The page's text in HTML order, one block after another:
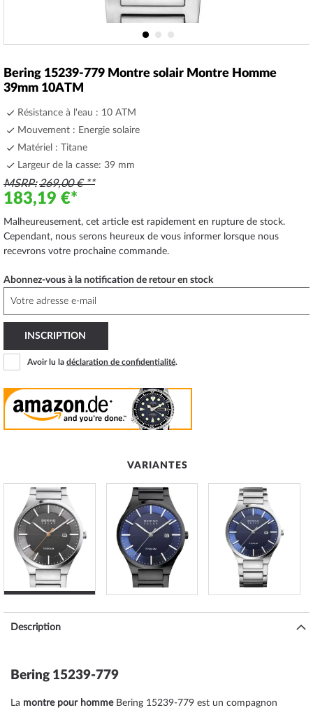
the
beginning
images
gallery
Bering 15239-779 Montre solair Montre Homme
39mm 10ATM
Résistance à l'eau : 10 ATM
Mouvement : Energie solaire
Matériel : Titane
Largeur de la casse: 39 mm
MSRP 269,00 €
183,19 €
Malheureusement, cet article est rapidement en rupture de stock.
Cependant, nous serons heureux de vous informer lorsque nous
recevrons votre prochaine commande.
Abonnez-vous à la notification de retour en stock
INSCRIPTION
Avoir lu la déclaration de confidentialité.
VARIANTES
Description
Bering 15239-779
La montre pour hommeBering 15239-779 est un compagnon